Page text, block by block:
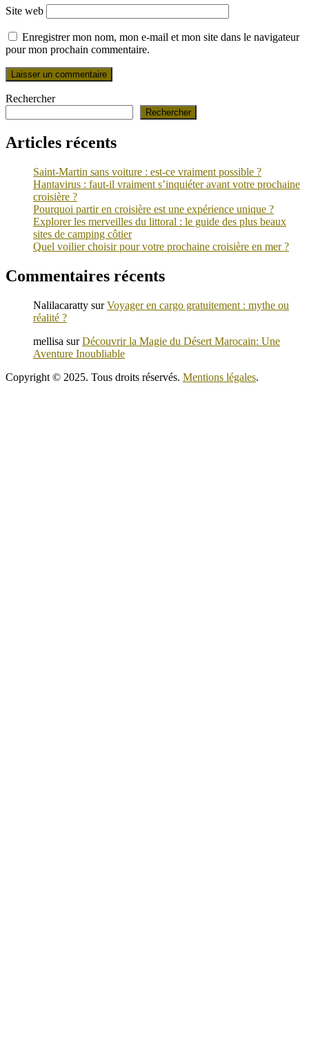
Site web
Enregistrer mon nom, mon e-mail et mon site dans le navigateur
pour mon prochain commentaire.
Rechercher
Rechercher
Articles récents
Saint-Martin sans voiture : est-ce vraiment possible ?
Hantavirus : faut-il vraiment s’inquiéter avant votre prochaine
croisière ?
Pourquoi partir en croisière est une expérience unique ?
Explorer les merveilles du littoral : le guide des plus beaux
sites de camping côtier
Quel voilier choisir pour votre prochaine croisière en mer ?
Commentaires récents
Nalilacaratty surVoyager en cargo gratuitement : mythe ou
réalité ?
mellisa surDécouvrir la Magie du Désert Marocain: Une
Aventure Inoubliable
Copyright © 2025. Tous droits réservés. Mentions légales.